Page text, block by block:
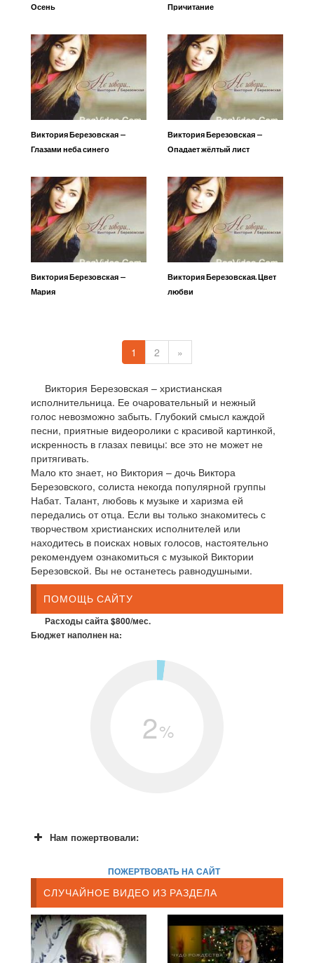
Осень
Причитание
Виктория Березовская —
Глазами неба синего
Виктория Березовская —
Опадает жёлтый лист
Виктория Березовская —
Мария
Виктория Березовская. Цвет
любви
1 2 »
Виктория Березовская – христианская
исполнительница. Ее очаровательный и нежный
голос невозможно забыть. Глубокий смысл каждой
песни, приятные видеоролики с красивой картинкой,
искренность в глазах певицы: все это не может не
притягивать.
Мало кто знает, но Виктория – дочь Виктора
Березовского, солиста некогда популярной группы
Набат. Талант, любовь к музыке и харизма ей
передались от отца. Если вы только знакомитесь с
творчеством христианских исполнителей или
находитесь в поисках новых голосов, настоятельно
рекомендуем ознакомиться с музыкой Виктории
Березовской. Вы не останетесь равнодушными.
ПОМОЩЬ САЙТУ
Расходы сайта $800/мес.
Бюджет наполнен на:
2%
Нам пожертвовали:
ПОЖЕРТВОВАТЬ НА САЙТ
СЛУЧАЙНОЕ ВИДЕО ИЗ РАЗДЕЛА